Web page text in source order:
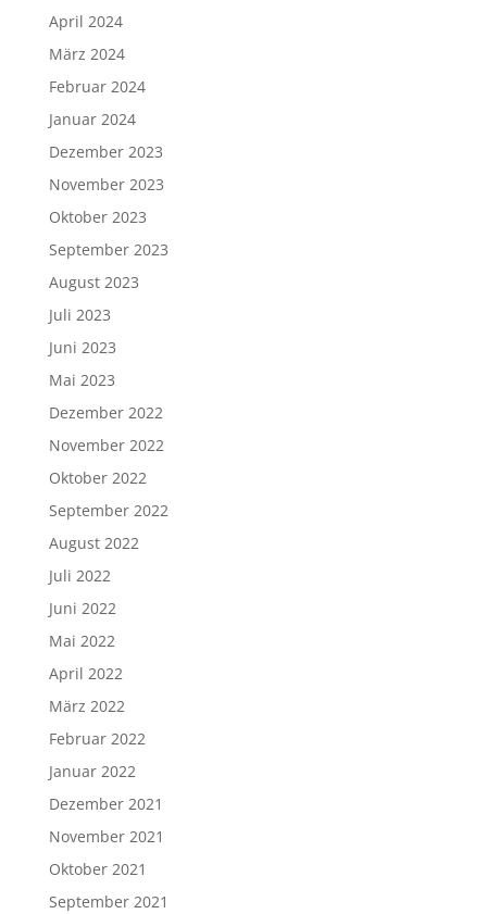
April 2024
März 2024
Februar 2024
Januar 2024
Dezember 2023
November 2023
Oktober 2023
September 2023
August 2023
Juli 2023
Juni 2023
Mai 2023
Dezember 2022
November 2022
Oktober 2022
September 2022
August 2022
Juli 2022
Juni 2022
Mai 2022
April 2022
März 2022
Februar 2022
Januar 2022
Dezember 2021
November 2021
Oktober 2021
September 2021